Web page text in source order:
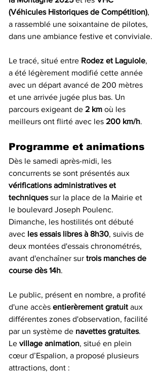
(Véhicules Historiques de Compétition),
a rassemblé une soixantaine de pilotes,
dans une ambiance festive et conviviale.
Le tracé, situé entre Rodez et Laguiole,
a été légèrement modifié cette année
avec un départ avancé de 200 mètres
et une arrivée jugée plus bas. Un
parcours exigeant de 2 km où les
meilleurs ont flirté avec les 200 km/h.
Programme et animations
Dès le samedi après-midi, les
concurrents se sont présentés aux
vérifications administratives et
techniques sur la place de la Mairie et
le boulevard Joseph Poulenc.
Dimanche, les hostilités ont débuté
avec les essais libres à 8h30, suivis de
deux montées d'essais chronométrés,
avant d'enchaîner sur trois manches de
course dès 14h.
Le public, présent en nombre, a profité
d'une accès entierèrement gratuit aux
différentes zones d'observation, facilité
par un système de navettes gratuites.
Le village animation, situé en plein
cœur d’Espalion, a proposé plusieurs
attractions, dont :